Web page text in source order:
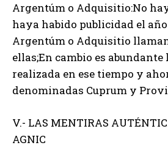
Argentúm o Adquisitio:No
haya habido publicidad el año
Argentúm o Adquisitio
ellas;En cambio es
realizada en ese tiempo y
denominadas Cuprum y
V.- LAS MENTIRAS
AGNIC